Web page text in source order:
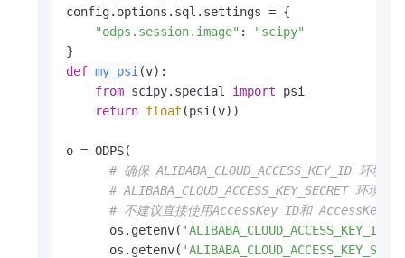
config.options.sql.settings = {
"odps.session.image" :
"scipy"
def my_psi (v):
from scipy.special import psi
return float (psi(v))
o = ODPS(
# 确保 ALIBABA_CLOUD_ACCESS_KEY_ID 环境
# ALIBABA_CLOUD_ACCESS_KEY_SECRET 环
# 不建议直接使用AccessKey ID和 AccessKey
      os.getenv(
'ALIBABA_CLOUD_ACCESS_KEY_ID'
      os.getenv(